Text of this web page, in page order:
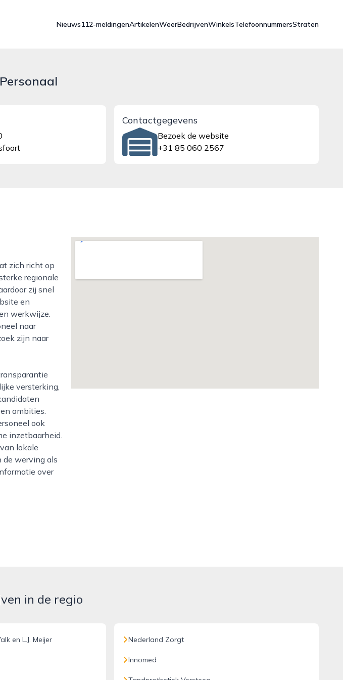
Nieuws112-meldingenArtikelenWeerBedrijvenWinkelsTelefoonnummersStraten
Contactgegevens
Bezoek de website
+31 85 060 2567
regionale
zij snel
en
werkwijze.
naar
zijn naar
versterking,
ambities.
ook
inzetbaarheid.
lokale
werving als
over
in de regio
en L.J. Meijer Nederland Zorgt
Innomed